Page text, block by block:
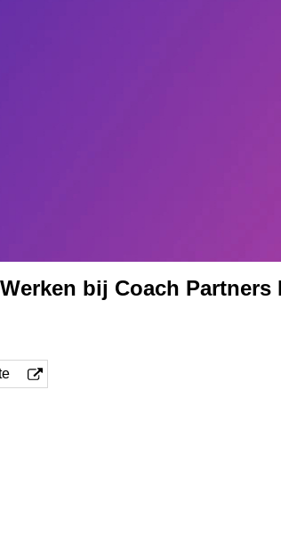
Werken bij Coach